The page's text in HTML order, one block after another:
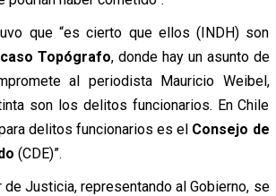
que “es cierto que ellos (INDH) son
caso Topógrafo, donde hay un asunto de
al periodista Mauricio Weibel,
son los delitos funcionarios. En Chile
delitos funcionarios es el Consejo de
(CDE)”.
de Justicia, representando al Gobierno, se